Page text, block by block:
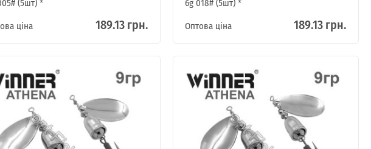
ціна
189.13 грн.
Оптова ціна
189.13 грн.